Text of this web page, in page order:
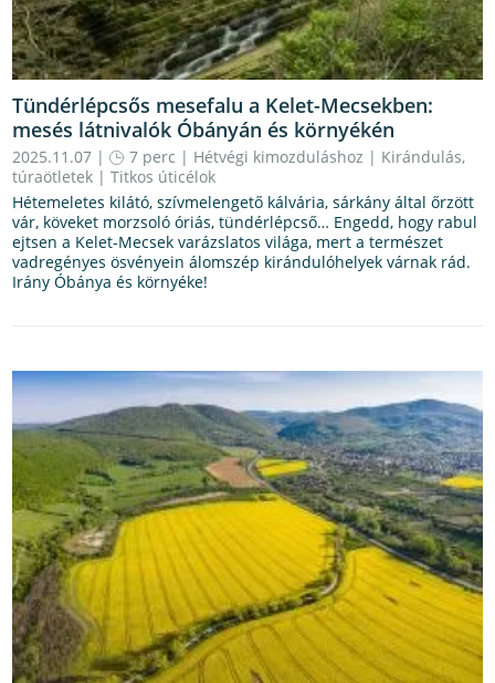
Tündérlépcsős mesefalu a Kelet-Mecsekben:
mesés látnivalók Óbányán és környékén
2025.11.07 | 7 perc | Hétvégi kimozduláshoz | Kirándulás,
túraötletek |Titkos úticélok
Hétemeletes kilátó, szívmelengető kálvária, sárkány által őrzött
vár, köveket morzsoló óriás, tündérlépcső… Engedd, hogy rabul
ejtsen a Kelet-Mecsek varázslatos világa, mert a természet
vadregényes ösvényein álomszép kirándulóhelyek várnak rád.
Irány Óbánya és környéke!